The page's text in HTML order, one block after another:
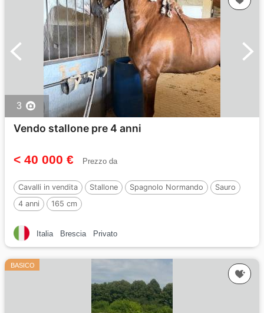
3
Vendo stallone pre 4 anni
< 40 000 € Prezzo da
Cavalli in vendita Stallone Spagnolo Normando
Sauro
4 anni
165 cm
Italia Brescia Privato
BASICO